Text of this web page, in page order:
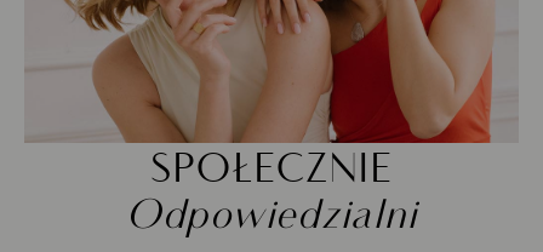
SPOŁECZNIE
Odpowiedzialni